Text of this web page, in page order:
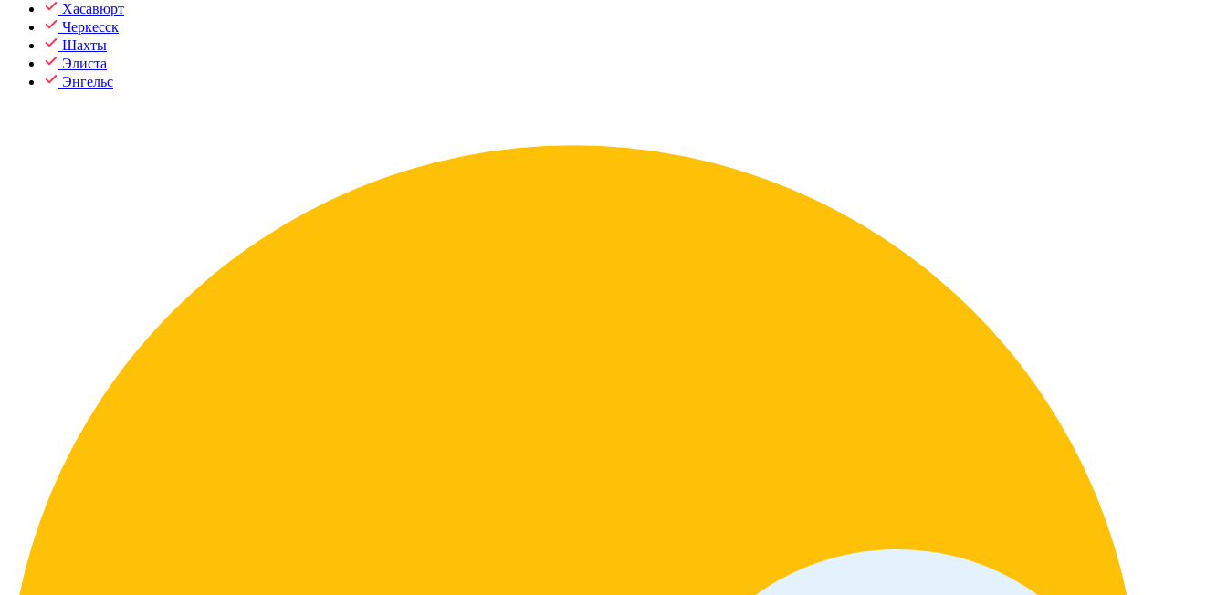
Хасавюрт
Черкесск
Шахты
Элиста
Энгельс